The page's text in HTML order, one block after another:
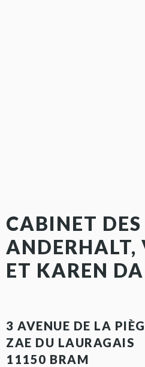
CABINET
ANDERHALT,
ET KAREN
3 AVENUE DE LA
ZAE DU LAURAGAIS
11150 BRAM